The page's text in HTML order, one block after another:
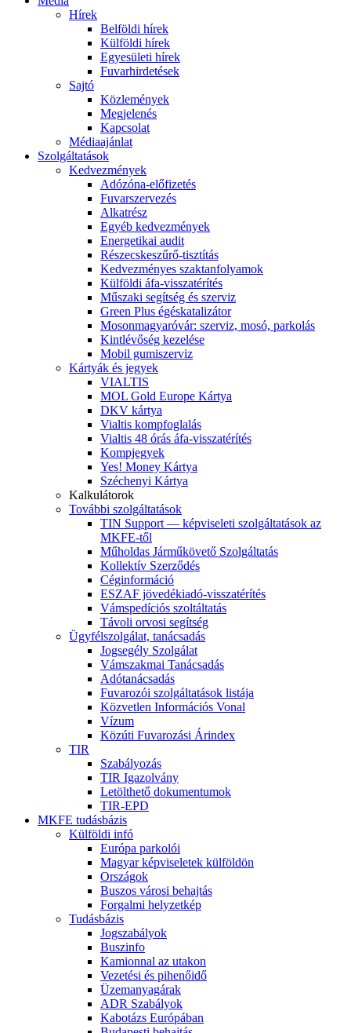
Hírek
Belföldi hírek
Külföldi hírek
Egyesületi hírek
Fuvarhirdetések
Sajtó
Közlemények
Megjelenés
Kapcsolat
Médiaajánlat
Szolgáltatások
Kedvezmények
Adózóna-előfizetés
Fuvarszervezés
Alkatrész
Egyéb kedvezmények
Energetikai audit
Részecskeszűrő-tisztítás
Kedvezményes szaktanfolyamok
Külföldi áfa-visszatérítés
Műszaki segítség és szerviz
Green Plus égéskatalizátor
Mosonmagyaróvár: szerviz, mosó, parkolás
Kintlévőség kezelése
Mobil gumiszerviz
Kártyák és jegyek
VIALTIS
MOL Gold Europe Kártya
DKV kártya
Vialtis kompfoglalás
Vialtis 48 órás áfa-visszatérítés
Kompjegyek
Yes! Money Kártya
Széchenyi Kártya
Kalkulátorok
További szolgáltatások
TIN Support — képviseleti szolgáltatások az
MKFE-től
Műholdas Járműkövető Szolgáltatás
Kollektív Szerződés
Céginformáció
ESZAF jövedékiadó-visszatérítés
Vámspedíciós szoltáltatás
Távoli orvosi segítség
Ügyfélszolgálat, tanácsadás
Jogsegély Szolgálat
Vámszakmai Tanácsadás
Adótanácsadás
Fuvarozói szolgáltatások listája
Közvetlen Információs Vonal
Vízum
Közúti Fuvarozási Árindex
TIR
Szabályozás
TIR Igazolvány
Letölthető dokumentumok
TIR-EPD
MKFE tudásbázis
Külföldi infó
Európa parkolói
Magyar képviseletek külföldön
Országok
Buszos városi behajtás
Forgalmi helyzetkép
Tudásbázis
Jogszabályok
Buszinfo
Kamionnal az utakon
Vezetési és pihenőidő
Üzemanyagárak
ADR Szabályok
Kabotázs Európában